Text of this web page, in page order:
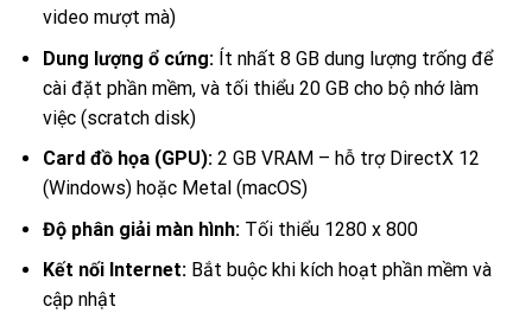
video mượt mà)
Dung lượng ổ cứng:Ít nhất 8 GB dung lượng trống để
cài đặt phần mềm, và tối thiểu 20 GB cho bộ nhớ làm
việc (scratch disk)
Card đồ họa (GPU):2 GB VRAM – hỗ trợ DirectX 12
(Windows) hoặc Metal (macOS)
Độ phân giải màn hình:Tối thiểu 1280 x 800
Kết nối Internet:Bắt buộc khi kích hoạt phần mềm và
cập nhật